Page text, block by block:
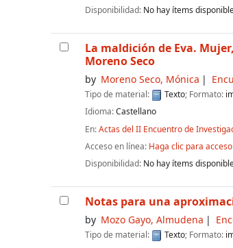
Disponibilidad: No hay ítems
La maldición de Eva.
Moreno Seco
by Moreno Seco, Mónica
Tipo de material: Texto; Formato:
Idioma:Castellano
En:Actas del II Encuentro de
Acceso en línea: Haga clic para
Disponibilidad: No hay ítems
Notas para una
by Mozo Gayo, Almudena
Tipo de material: Texto; Formato: